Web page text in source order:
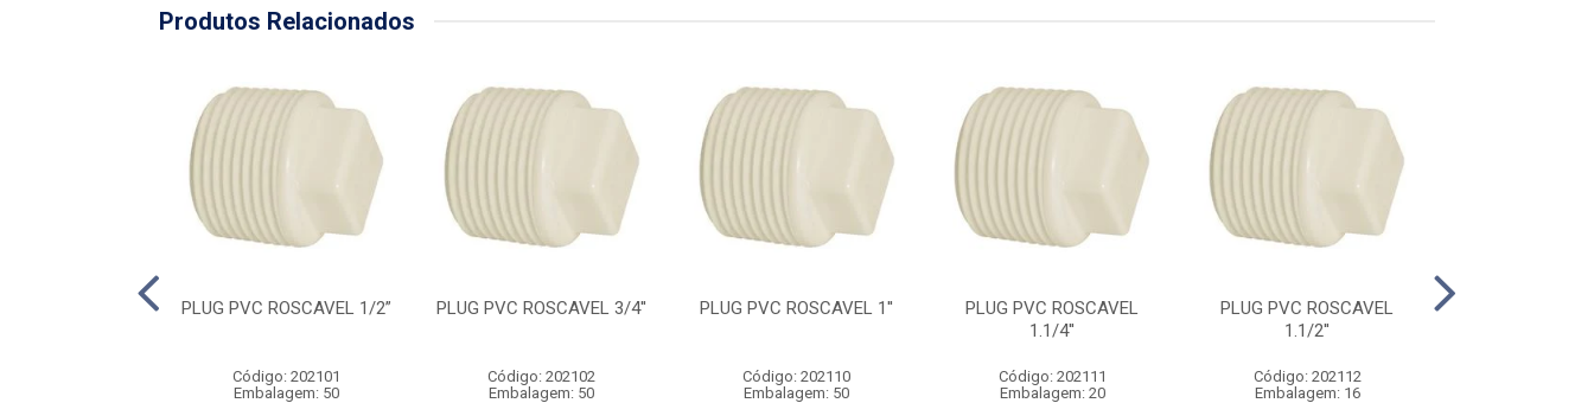
Produtos Relacionados
PLUG PVC ROSCAVEL 1/2”
Código: 202101
Embalagem: 50
PLUG PVC ROSCAVEL 3/4''
Código: 202102
Embalagem: 50
PLUG PVC ROSCAVEL 1''
Código: 202110
Embalagem: 50
PLUG PVC ROSCAVEL
1.1/4''
Código: 202111
Embalagem: 20
PLUG PVC ROSCAVEL
1.1/2''
Código: 202112
Embalagem: 16